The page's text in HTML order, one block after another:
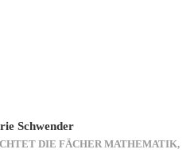
Schwender
DIE FÄCHER MATHEMATIK,